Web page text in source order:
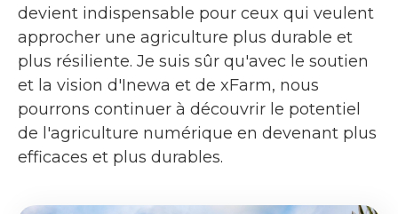
devient indispensable pour ceux qui veulent
approcher une agriculture plus durable et
plus résiliente. Je suis sûr qu'avec le soutien
et la vision d'Inewa et de xFarm, nous
pourrons continuer à découvrir le potentiel
de l'agriculture numérique en devenant plus
efficaces et plus durables.